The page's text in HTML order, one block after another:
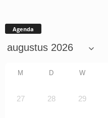
Agenda
M D W
27 28 29